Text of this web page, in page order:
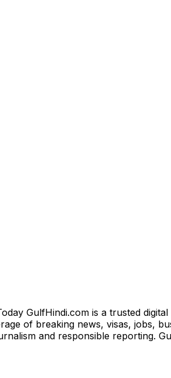
GulfHindi.com is a trusted
of breaking news, visas, jobs,
and responsible reporting.